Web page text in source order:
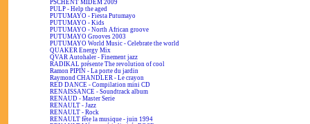
PSCHENT MIDEM 2009
PULP - Help the aged
PUTUMAYO - Fiesta Putumayo
PUTUMAYO - Kids
PUTUMAYO - North African groove
PUTUMAYO Grooves 2003
PUTUMAYO World Music - Celebrate the world
QUAKER Energy Mix
QVAR Autohaler - Finement jazz
RADIKAL présente The revolution of cool
Ramon PIPIN - La porte du jardin
Raymond CHANDLER - Le crayon
RED DANCE - Compilation mini CD
RENAISSANCE - Soundtrack album
RENAUD - Master Serie
RENAULT - Jazz
RENAULT - Rock
RENAULT fête la musique - juin 1994